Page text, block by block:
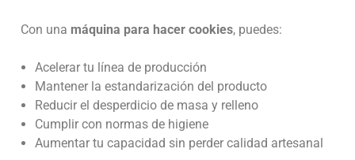
Con una máquina para hacer cookies, puedes:
Acelerar tu línea de producción
Mantener la estandarización del producto
Reducir el desperdicio de masa y relleno
Cumplir con normas de higiene
Aumentar tu capacidad sin perder calidad artesanal